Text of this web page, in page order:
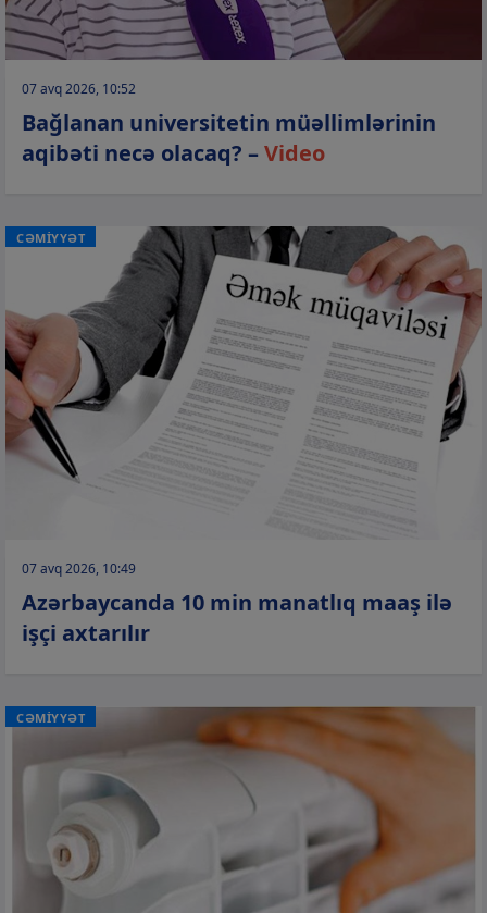
07 avq 2026, 10:52
Bağlanan universitetin müəllimlərinin
aqibəti necə olacaq? –Video
CƏMİYYƏT
07 avq 2026, 10:49
Azərbaycanda 10 min manatlıq maaş ilə
işçi axtarılır
CƏMİYYƏT